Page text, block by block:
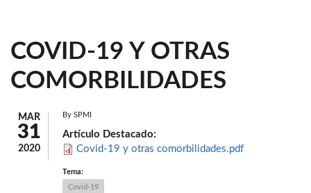
COVID-19 Y OTRAS
COMORBILIDADES
MAR
31
2020
By SPMI
Artículo Destacado:
Covid-19 y otras comorbilidades.pdf
Tema:
Covid-19